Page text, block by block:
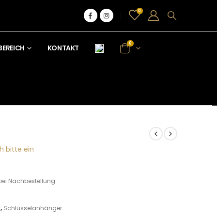
0
KONTAKT
0
bitte ein
Nachbestellung
, Schlüsselanhänger